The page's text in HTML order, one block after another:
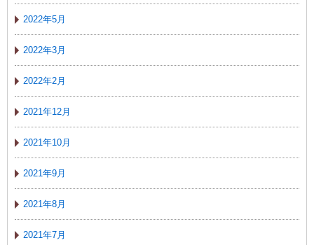
2022年5月
2022年3月
2022年2月
2021年12月
2021年10月
2021年9月
2021年8月
2021年7月